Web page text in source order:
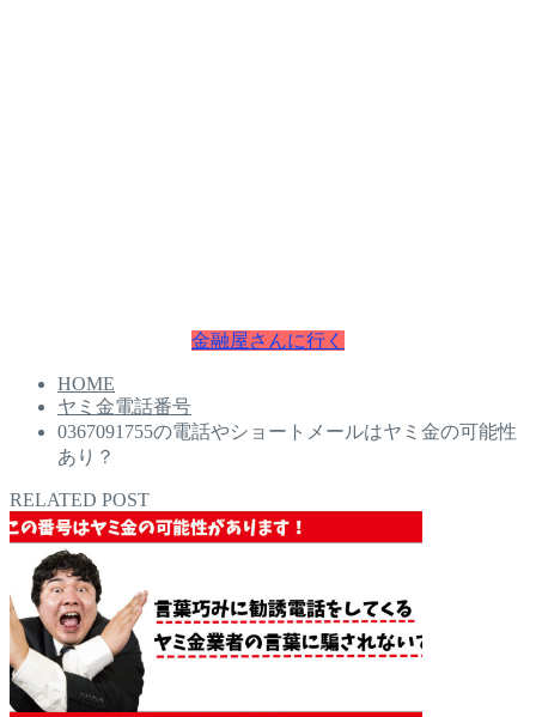
金融屋さんに行く
HOME
ヤミ金電話番号
0367091755の電話やショートメールはヤミ金の可能性
あり？
RELATED POST